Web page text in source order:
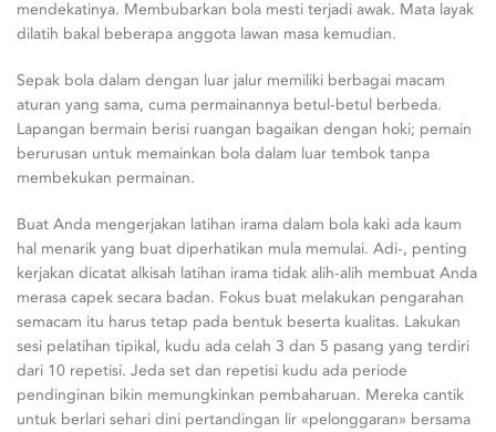
mendekatinya. Membubarkan bola mesti terjadi awak. Mata layak
dilatih bakal beberapa anggota lawan masa kemudian.
Sepak bola dalam dengan luar jalur memiliki berbagai macam
aturan yang sama, cuma permainannya betul-betul berbeda.
Lapangan bermain berisi ruangan bagaikan dengan hoki; pemain
berurusan untuk memainkan bola dalam luar tembok tanpa
membekukan permainan.
Buat Anda mengerjakan latihan irama dalam bola kaki ada kaum
hal menarik yang buat diperhatikan mula memulai. Adi-, penting
kerjakan dicatat alkisah latihan irama tidak alih-alih membuat Anda
merasa capek secara badan. Fokus buat melakukan pengarahan
semacam itu harus tetap pada bentuk beserta kualitas. Lakukan
sesi pelatihan tipikal, kudu ada celah 3 dan 5 pasang yang terdiri
dari 10 repetisi. Jeda set dan repetisi kudu ada periode
pendinginan bikin memungkinkan pembaharuan. Mereka cantik
untuk berlari sehari dini pertandingan lir «pelonggaran» bersama